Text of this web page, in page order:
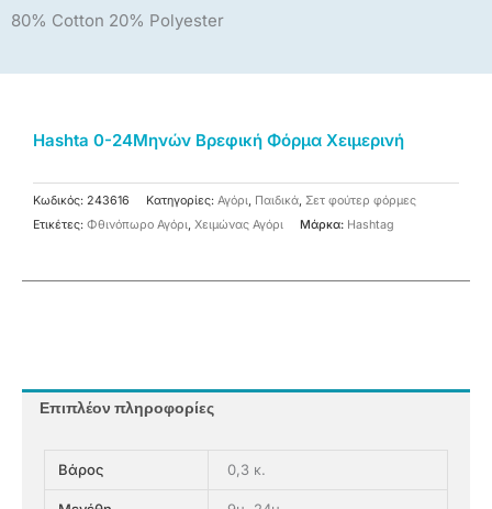
80% Cotton 20% Polyester
Hashta 0-24Μηνών Βρεφική Φόρμα Χειμερινή
Κωδικός: 243616 Κατηγορίες: Αγόρι, Παιδικά, Σετ φούτερ φόρμες
Ετικέτες: Φθινόπωρο Αγόρι, Χειμώνας Αγόρι Μάρκα: Ηashtag
Επιπλέον πληροφορίες
Βάρος 0,3 κ.